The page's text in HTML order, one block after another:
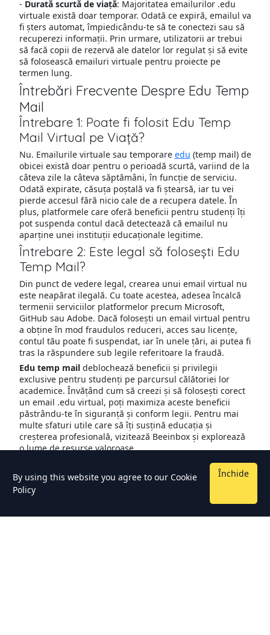
- Durată scurtă de viață: Majoritatea emailurilor .edu
virtuale există doar temporar. Odată ce expiră, emailul va
fi șters automat, împiedicându-te să te conectezi sau să
recuperezi informații. Prin urmare, utilizatorii ar trebui
să facă copii de rezervă ale datelor lor regulat și să evite
să folosească emailuri virtuale pentru proiecte pe
termen lung.
Întrebări Frecvente Despre Edu Temp
Mail
Întrebare 1: Poate fi folosit Edu Temp
Mail Virtual pe Viață?
Nu. Emailurile virtuale sau temporare edu (temp mail) de
obicei există doar pentru o perioadă scurtă, variind de la
câteva zile la câteva săptămâni, în funcție de serviciu.
Odată expirate, căsuța poștală va fi ștearsă, iar tu vei
pierde accesul fără nicio cale de a recupera datele. În
plus, platformele care oferă beneficii pentru studenți îți
pot suspenda contul dacă detectează că emailul nu
aparține unei instituții educaționale legitime.
Întrebare 2: Este legal să folosești Edu
Temp Mail?
Din punct de vedere legal, crearea unui email virtual nu
este neapărat ilegală. Cu toate acestea, adesea încalcă
termenii serviciilor platformelor precum Microsoft,
GitHub sau Adobe. Dacă folosești un email virtual pentru
a obține în mod fraudulos reduceri, acces sau licențe,
contul tău poate fi suspendat, iar în unele țări, ai putea fi
tras la răspundere sub legile referitoare la fraudă.
Edu temp maildeblochează beneficii și privilegii
exclusive pentru studenți pe parcursul călătoriei lor
academice. Învățând cum să creezi și să folosești corect
un email .edu virtual, poți maximiza aceste beneficii
păstrându-te în siguranță și conform legii. Pentru mai
multe sfaturi utile care să îți susțină educația și
creșterea profesională, vizitează Beeinbox și explorează
o lume de resurse valoroase
By using this website you agree to our Cookie
Policy
Închide